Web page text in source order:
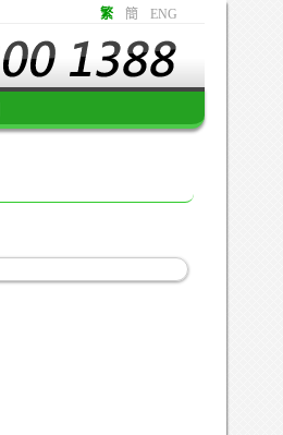
繁 簡 ENG